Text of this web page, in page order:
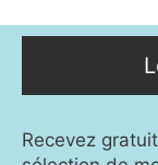
Recevez